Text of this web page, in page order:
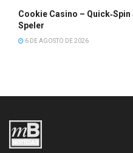
Cookie Casino –
Speler
6 DE AGOSTO DE 2026